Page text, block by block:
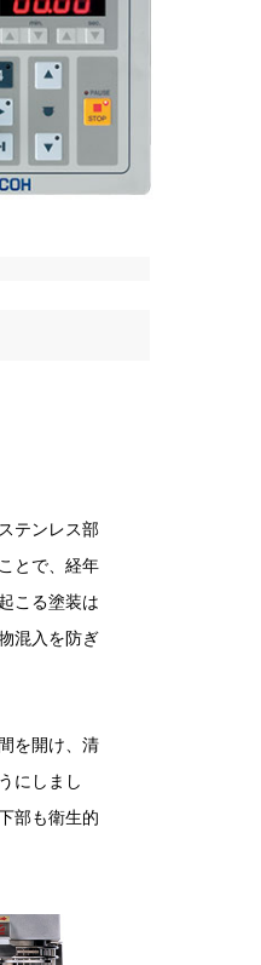
テンレス部
とで、経年
こる塗装は
混入を防ぎ
を開け、清
にしまし
部も衛生的